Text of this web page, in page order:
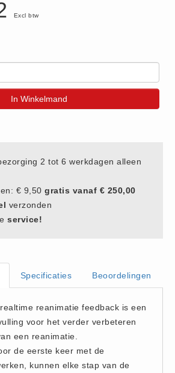
kasten (11)
Excl btw
In Winkelmand
2 tot 6 werkdagen alleen
€ 9,50 gratis vanaf € 250,00
verzonden
service!
Specificaties Beoordelingen
reanimatie feedback is een
voor het verder verbeteren
een reanimatie.
de eerste keer met de
kunnen elke stap van de